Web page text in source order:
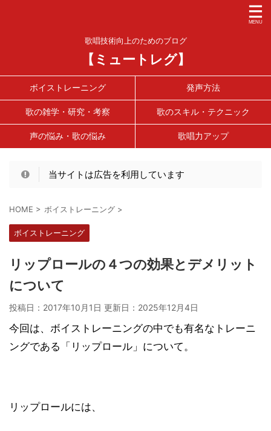
歌唱技術向上のためのブログ
【ミュートレグ】
ボイストレーニング 発声方法
歌の雑学・研究・考察 歌のスキル・テクニック
声の悩み・歌の悩み 歌唱力アップ
当サイトは広告を利用しています
HOME > ボイストレーニング >
ボイストレーニング
リップロールの４つの効果とデメリット
について
投稿日：2017年10月1日 更新日： 2025年12月4日
今回は、ボイストレーニングの中でも有名なトレーニ
ングである「リップロール」について。
リップロールには、